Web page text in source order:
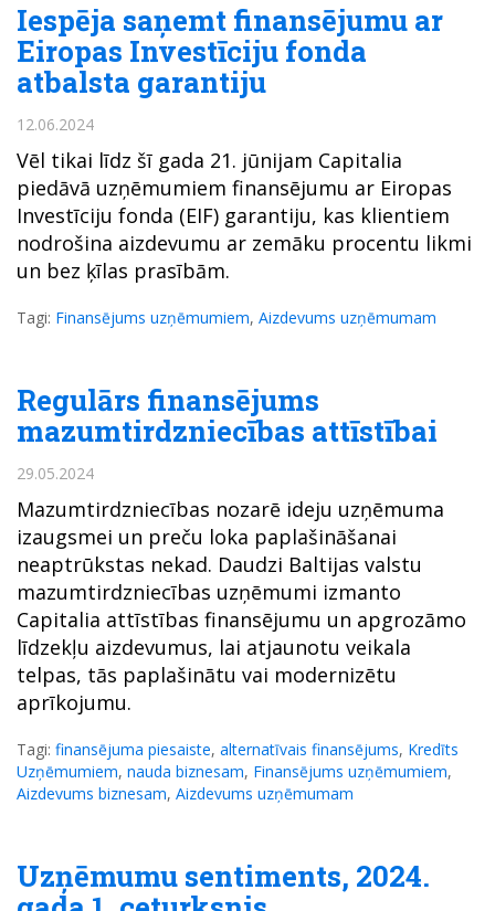
Iespēja saņemt finansējumu ar
Eiropas Investīciju fonda
atbalsta garantiju
12.06.2024
Vēl tikai līdz šī gada 21. jūnijam Capitalia
piedāvā uzņēmumiem finansējumu ar Eiropas
Investīciju fonda (EIF) garantiju, kas klientiem
nodrošina aizdevumu ar zemāku procentu likmi
un bez ķīlas prasībām.
Tagi: Finansējums uzņēmumiem, Aizdevums uzņēmumam
Regulārs finansējums
mazumtirdzniecības attīstībai
29.05.2024
Mazumtirdzniecības nozarē ideju uzņēmuma
izaugsmei un preču loka paplašināšanai
neaptrūkstas nekad. Daudzi Baltijas valstu
mazumtirdzniecības uzņēmumi izmanto
Capitalia attīstības finansējumu un apgrozāmo
līdzekļu aizdevumus, lai atjaunotu veikala
telpas, tās paplašinātu vai modernizētu
aprīkojumu.
Tagi: finansējuma piesaiste, alternatīvais finansējums, Kredīts
Uzņēmumiem, nauda biznesam, Finansējums uzņēmumiem,
Aizdevums biznesam, Aizdevums uzņēmumam
Uzņēmumu sentiments, 2024.